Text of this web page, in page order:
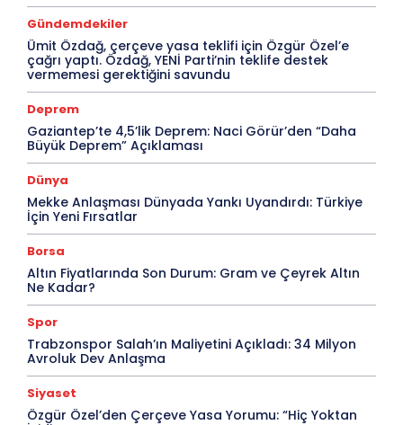
Gündemdekiler
Ümit Özdağ, çerçeve yasa teklifi için Özgür Özel’e
çağrı yaptı. Özdağ, YENİ Parti’nin teklife destek
vermemesi gerektiğini savundu
Deprem
Gaziantep’te 4,5’lik Deprem: Naci Görür’den “Daha
Büyük Deprem” Açıklaması
Dünya
Mekke Anlaşması Dünyada Yankı Uyandırdı: Türkiye
İçin Yeni Fırsatlar
Borsa
Altın Fiyatlarında Son Durum: Gram ve Çeyrek Altın
Ne Kadar?
Spor
Trabzonspor Salah’ın Maliyetini Açıkladı: 34 Milyon
Avroluk Dev Anlaşma
Siyaset
Özgür Özel’den Çerçeve Yasa Yorumu: “Hiç Yoktan